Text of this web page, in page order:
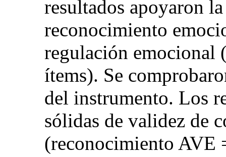
resultados apoyaron
reconocimiento
regulación emocional
ítems). Se
del instrumento. Los
sólidas de validez de
(reconocimiento